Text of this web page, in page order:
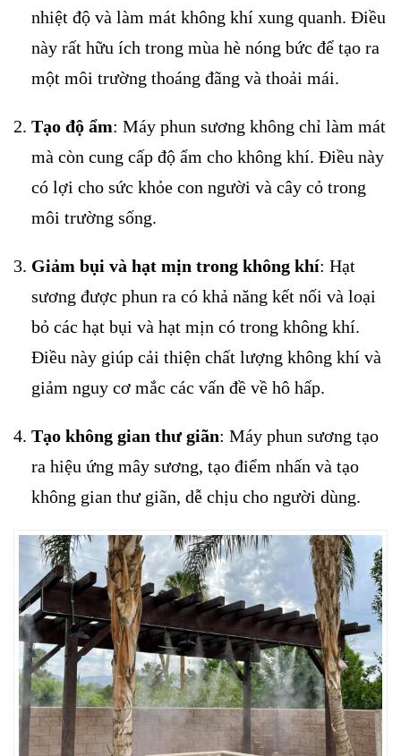
nhiệt độ và làm mát không khí xung quanh. Điều
này rất hữu ích trong mùa hè nóng bức để tạo ra
một môi trường thoáng đãng và thoải mái.
Tạo độ ẩm: Máy phun sương không chỉ làm mát
mà còn cung cấp độ ẩm cho không khí. Điều này
có lợi cho sức khỏe con người và cây cỏ trong
môi trường sống.
Giảm bụi và hạt mịn trong không khí: Hạt
sương được phun ra có khả năng kết nối và loại
bỏ các hạt bụi và hạt mịn có trong không khí.
Điều này giúp cải thiện chất lượng không khí và
giảm nguy cơ mắc các vấn đề về hô hấp.
Tạo không gian thư giãn: Máy phun sương tạo
ra hiệu ứng mây sương, tạo điểm nhấn và tạo
không gian thư giãn, dễ chịu cho người dùng.